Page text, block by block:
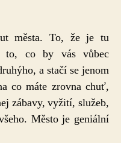
města. To, že je tu
to, co by vás vůbec
a stačí se jenom
co máte zrovna chuť,
zábavy, vyžití, služeb,
Město je geniální